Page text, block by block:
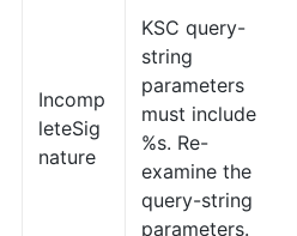
Incomp
leteSig
nature
KSC query-
string
parameters
must include
%s. Re-
examine the
query-string
parameters.